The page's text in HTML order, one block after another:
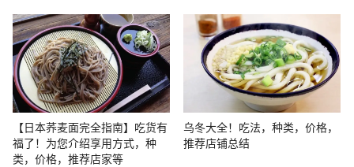
【日本荞麦面完全指南】吃货有
福了！为您介绍享用方式，种
类，价格，推荐店家等
乌冬大全！吃法，种类，价格，
推荐店铺总结